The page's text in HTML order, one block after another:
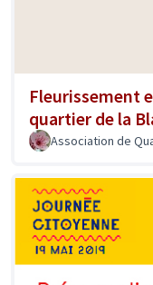
Fleurissement
quartier de la
Association de